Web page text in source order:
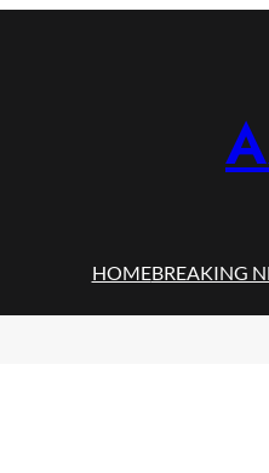
HOMEBREAKING